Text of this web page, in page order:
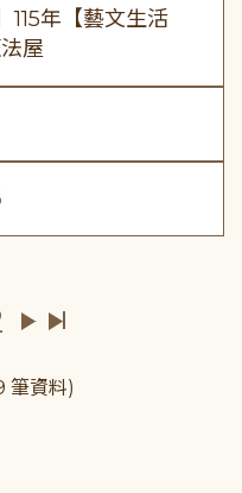
115年【藝文生活
屋
筆資料)